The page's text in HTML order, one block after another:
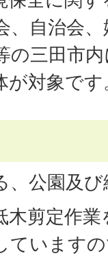
、自治会
の三田市
が対象です
、公園及び
木剪定作
ています